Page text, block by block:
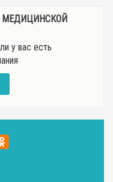
МЕДИЦИНСКОЙ
у вас есть